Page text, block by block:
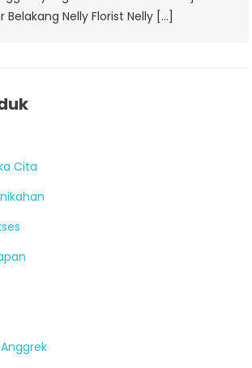
Belakang Nelly Florist Nelly […]
Cita